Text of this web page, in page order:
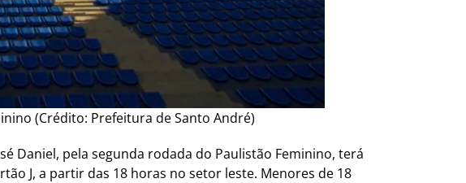
(Crédito: Prefeitura de Santo André)
Daniel, pela segunda rodada do Paulistão Feminino, terá
J, a partir das 18 horas no setor leste. Menores de 18